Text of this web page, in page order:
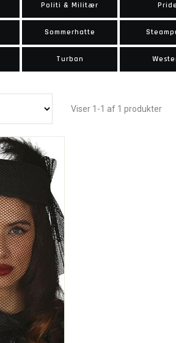
Politi & Militær Pride
Sommerhatte
Turban
Viser 1-1 af 1 produkter